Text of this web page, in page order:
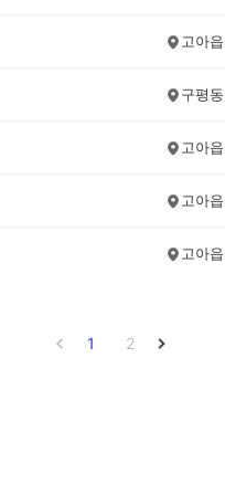
고아읍
구평동
고아읍
고아읍
고아읍
1 2